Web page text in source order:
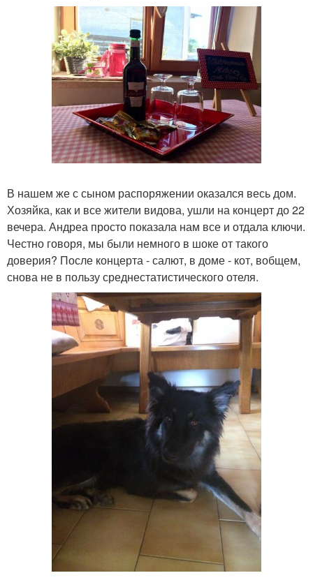
В нашем же с сыном распоряжении оказался весь дом.
Хозяйка, как и все жители видова, ушли на концерт до 22
вечера. Андреа просто показала нам все и отдала ключи.
Честно говоря, мы были немного в шоке от такого
доверия? После концерта - салют, в доме - кот, вобщем,
снова не в пользу среднестатистического отеля.